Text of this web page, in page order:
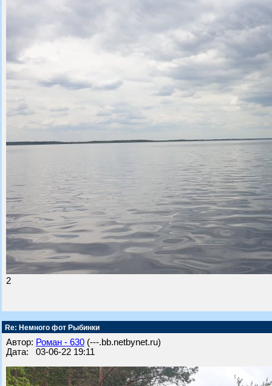
2
Re: Немного фот Рыбинки
Автор: Роман - 630 (---.bb.netbynet.ru)
Дата: 03-06-22 19:11